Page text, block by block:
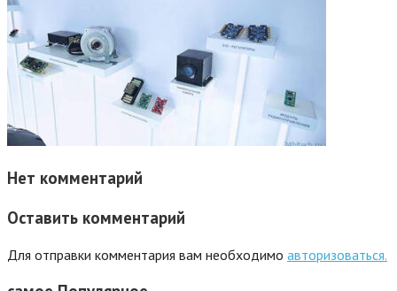
Нет комментарий
Оставить комментарий
Для отправки комментария вам необходимо авторизоваться.